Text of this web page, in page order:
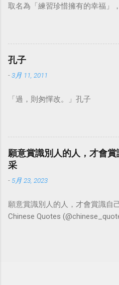
取名為「練習珍惜擁有的幸福」
點看事情，就不會覺得活著是
華名言 - Chinese Quotes
孔子
-3月 11, 2011
「過，則匆憚改。」孔子
願意賞識別人的人，才會
采
- 5月 23, 2023
願意賞識別人的人，才會賞識自
Chinese Quotes